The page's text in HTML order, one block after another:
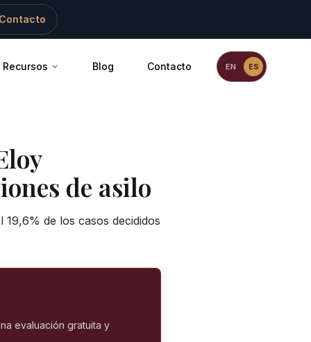
Recursos Blog Contacto ES
EN
de asilo
de los casos decididos
evaluación gratuita y